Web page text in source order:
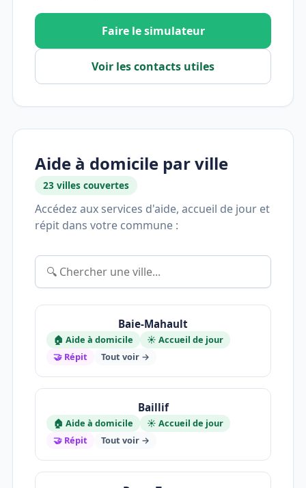
Faire le simulateur
Voir les contacts utiles
Aide à domicile par ville
23 villes couvertes
Accédez aux services d'aide, accueil de jour et
répit dans votre commune :
Baie-Mahault
🏠 Aide à domicile
☀️ Accueil de jour
🤝 Répit
Tout voir →
Baillif
🏠 Aide à domicile
☀️ Accueil de jour
🤝 Répit
Tout voir →